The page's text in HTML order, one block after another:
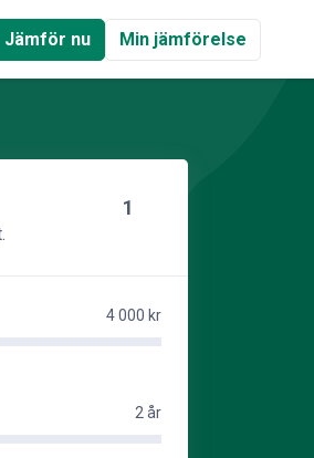
Jämför nu Min jämförelse
1
4 000 kr
2 år